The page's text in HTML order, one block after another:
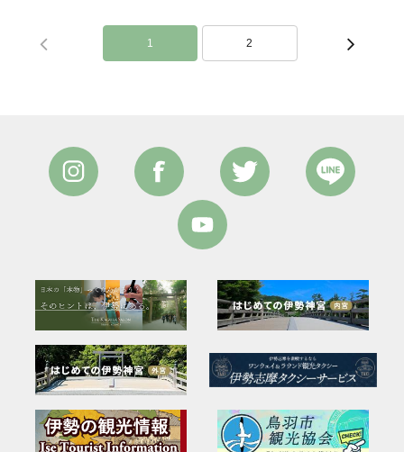
1 2